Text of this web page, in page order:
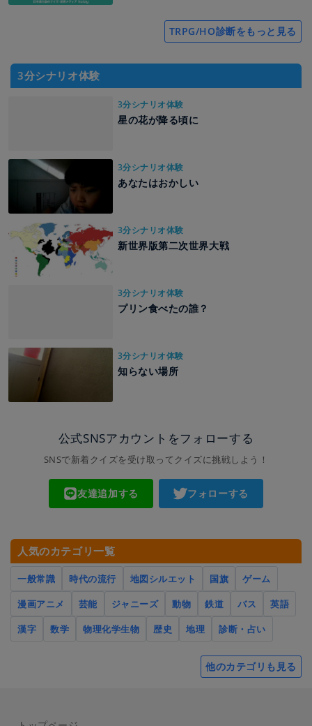
TRPG/HO診断をもっと見る
3分シナリオ体験
3分シナリオ体験
星の花が降る頃に
3分シナリオ体験
あなたはおかしい
3分シナリオ体験
新世界版第二次世界大戦
3分シナリオ体験
プリン食べたの誰？
3分シナリオ体験
知らない場所
公式SNSアカウントをフォローする
SNSで新着クイズを受け取ってクイズに挑戦しよう！
友達追加する フォローする
人気のカテゴリ一覧
一般常識 時代の流行 地図シルエット 国旗
ゲーム
漫画アニメ
芸能 ジャニーズ 動物 鉄道 バス
英語
漢字
数学 物理化学生物 歴史 地理 診断・占い
他のカテゴリも見る